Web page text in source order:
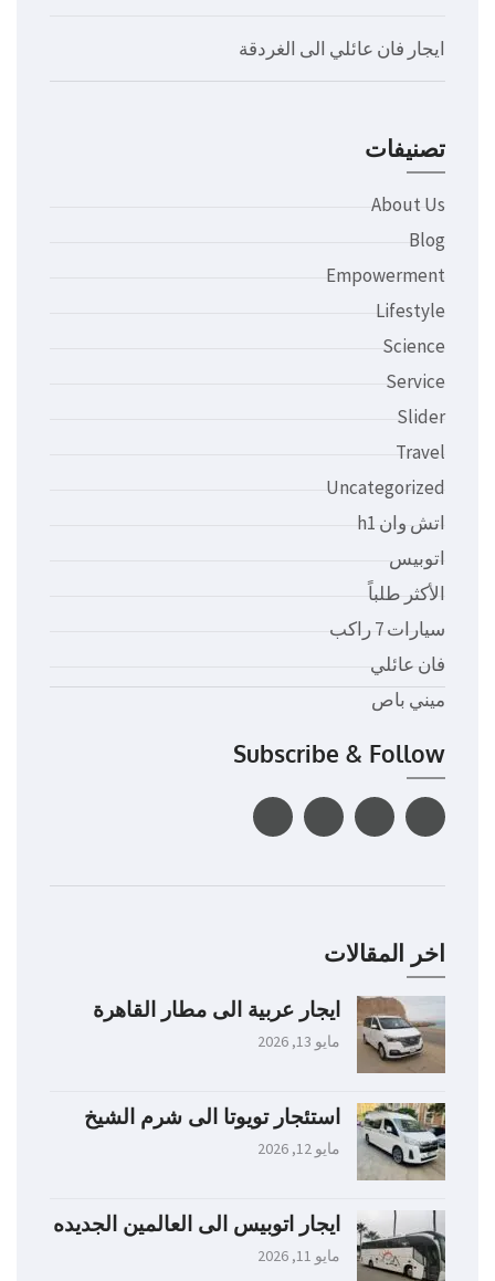
ايجار فان عائلي الى الغردقة
تصنيفات
About Us
Blog
Empowerment
Lifestyle
Science
Service
Slider
Travel
Uncategorized
اتش وان h1
اتوبيس
الأكثر طلباً
سيارات 7 راكب
فان عائلي
ميني باص
Subscribe & Follow
اخر المقالات
ايجار عربية الى مطار القاهرة
مايو 13, 2026
استئجار تويوتا الى شرم الشيخ
مايو 12, 2026
ايجار اتوبيس الى العالمين الجديده
مايو 11, 2026